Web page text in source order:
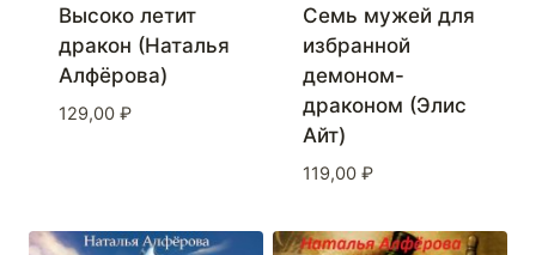
Высоко летит
дракон (Наталья
Алфёрова)
129,00 ₽
Семь мужей для
избранной
демоном-
драконом (Элис
Айт)
119,00 ₽